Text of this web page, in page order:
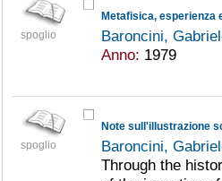
spoglio
Baroncini,
Anno: 1979
spoglio
Note sull'illustrazione
Baroncini,
Through the